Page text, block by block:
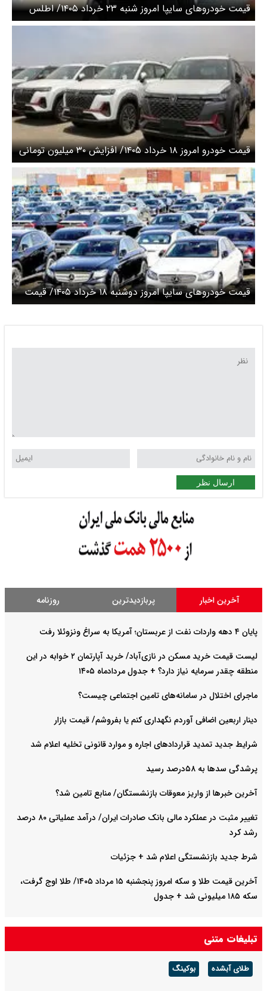
قیمت خودرو‌های سایپا امروز شنبه ۲۳ خرداد ۱۴۰۵/ اطلس
امروز چند؟ + جدول
قیمت خودرو امروز ۱۸ خرداد ۱۴۰۵/ افزایش ۳۰ میلیون تومانی
قیمت تارا
قیمت خودرو‌های سایپا امروز دوشنبه ۱۸ خرداد ۱۴۰۵/ قیمت
سهند امروز چند؟ + جدول
ارسال نظر
آخرین اخبار پربازدیدترین روزنامه
پایان ۴ دهه واردات نفت از عربستان؛ آمریکا به سراغ ونزوئلا رفت
لیست قیمت خرید مسکن در نازی‌آباد/ خرید آپارتمان ۲ خوابه در این
منطقه چقدر سرمایه نیاز دارد؟ + جدول مردادماه ۱۴۰۵
ماجرای اختلال در سامانه‌های تامین اجتماعی چیست؟
دینار اربعین اضافی آوردم نگهداری کنم یا بفروشم/ قیمت بازار
شرایط جدید تمدید قراردادهای اجاره و موارد قانونی تخلیه اعلام شد
پرشدگی سدها به ۵۸درصد رسید
آخرین خبرها از واریز معوقات بازنشستگان/ منابع تامین شد؟
تغییر مثبت در عملکرد مالی بانک صادرات ایران/ درآمد عملیاتی ۸۰ درصد
رشد کرد
شرط جدید بازنشستگی اعلام شد + جزئیات
آخرین قیمت طلا و سکه امروز پنجشنبه ۱۵ مرداد ۱۴۰۵/ طلا اوج گرفت،
سکه ۱۸۵ میلیونی شد + جدول
تبلیغات متنی
طلای آبشده بوکینگ